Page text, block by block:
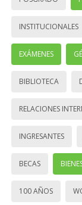
INSTITUCIONALES
EXÁMENES
BIBLIOTECA
RELACIONES
INGRESANTES
BECAS
100 AÑOS